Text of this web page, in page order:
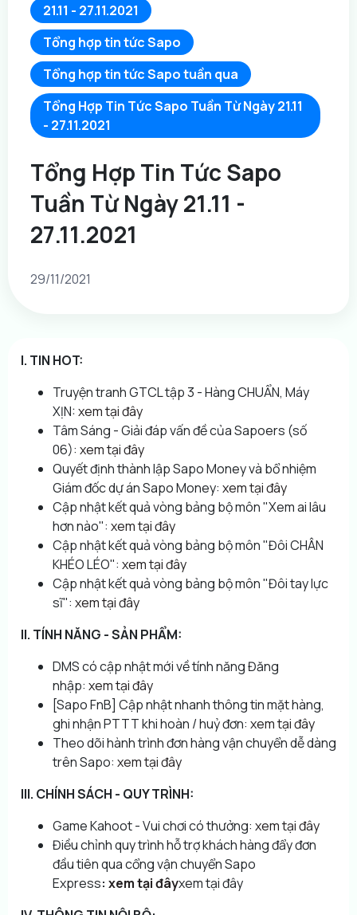
21.11 - 27.11.2021
Tổng hợp tin tức Sapo
Tổng hợp tin tức Sapo tuần qua
Tổng Hợp Tin Tức Sapo Tuần Từ Ngày 21.11
- 27.11.2021
Tổng Hợp Tin Tức Sapo
Tuần Từ Ngày 21.11 -
27.11.2021
29/11/2021
I. TIN HOT:
Truyện tranh GTCL tập 3 - Hàng CHUẨN, Máy
XỊN:xem tại đây
Tâm Sáng - Giải đáp vấn đề của Sapoers (số
06): xem tại đây
Quyết định thành lập Sapo Money và bổ nhiệm
Giám đốc dự án Sapo Money: xem tại đây
Cập nhật kết quả vòng bảng bộ môn "Xem ai lâu
hơn nào": xem tại đây
Cập nhật kết quả vòng bảng bộ môn "Đôi CHÂN
KHÉO LÉO": xem tại đây
Cập nhật kết quả vòng bảng bộ môn "Đôi tay lực
sĩ": xem tại đây
II. TÍNH NĂNG - SẢN PHẨM:
DMS có cập nhật mới về tính năng Đăng
nhập: xem tại đây
[Sapo FnB] Cập nhật nhanh thông tin mặt hàng,
ghi nhận PTTT khi hoàn / huỷ đơn: xem tại đây
Theo dõi hành trình đơn hàng vận chuyển dễ dàng
trên Sapo: xem tại đây
III. CHÍNH SÁCH - QUY TRÌNH:
Game Kahoot - Vui chơi có thưởng: xem tại đây
Điều chỉnh quy trình hỗ trợ khách hàng đẩy đơn
đầu tiên qua cổng vận chuyển Sapo
Express: xem tại đâyxem tại đây